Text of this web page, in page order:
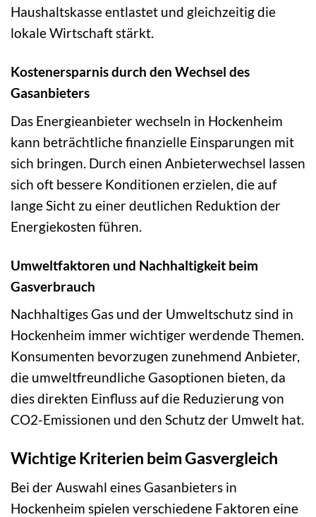
Haushaltskasse entlastet und gleichzeitig die
lokale Wirtschaft stärkt.
Kostenersparnis durch den Wechsel des
Gasanbieters
Das Energieanbieter wechseln in Hockenheim
kann beträchtliche finanzielle Einsparungen mit
sich bringen. Durch einen Anbieterwechsel lassen
sich oft bessere Konditionen erzielen, die auf
lange Sicht zu einer deutlichen Reduktion der
Energiekosten führen.
Umweltfaktoren und Nachhaltigkeit beim
Gasverbrauch
Nachhaltiges Gas und der Umweltschutz sind in
Hockenheim immer wichtiger werdende Themen.
Konsumenten bevorzugen zunehmend Anbieter,
die umweltfreundliche Gasoptionen bieten, da
dies direkten Einfluss auf die Reduzierung von
CO2-Emissionen und den Schutz der Umwelt hat.
Wichtige Kriterien beim Gasvergleich
Bei der Auswahl eines Gasanbieters in
Hockenheim spielen verschiedene Faktoren eine